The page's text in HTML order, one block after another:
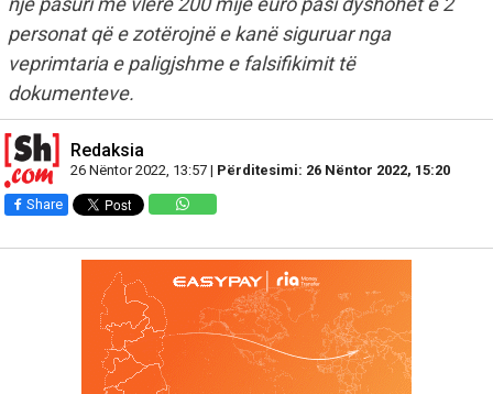
personat që e zotërojnë e kanë siguruar nga
veprimtaria e paligjshme e falsifikimit të
dokumenteve.
Redaksia
26 Nëntor 2022, 13:57 | Përditesimi: 26 Nëntor 2022, 15:20
Share